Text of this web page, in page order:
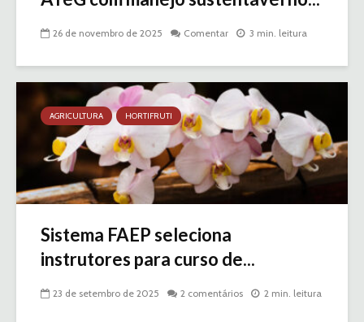
26 de novembro de 2025 Comentar 3 min. leitura
AGRICULTURA HORTIFRUTI
Sistema FAEP seleciona
instrutores para curso de...
23 de setembro de 2025 2 comentários 2 min. leitura